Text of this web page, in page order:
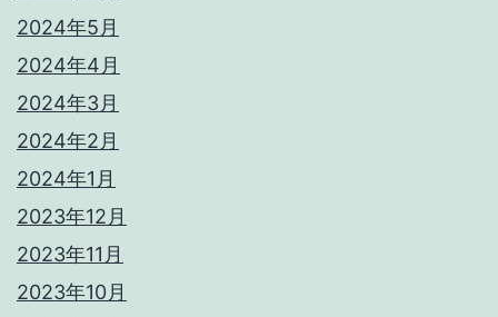
2024年5月
2024年4月
2024年3月
2024年2月
2024年1月
2023年12月
2023年11月
2023年10月